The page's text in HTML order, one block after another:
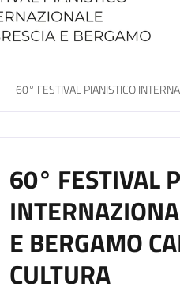
60° FESTIVAL PIANISTICO
60° FESTIVAL
E BERGAMO
CULTURA